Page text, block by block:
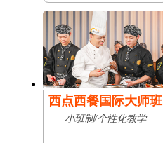
西点西餐国际大师班
小班制/个性化教学